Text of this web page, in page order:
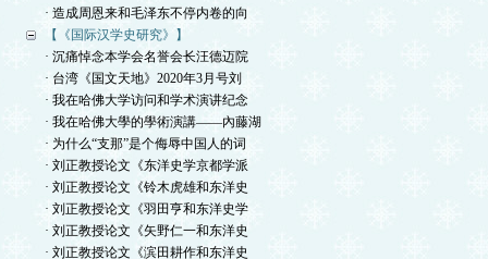
· 造成周恩来和毛泽东不停内卷的向
【《国际汉学史研究》】
· 沉痛悼念本学会名誉会长汪德迈院
· 台湾《国文天地》2020年3月号刘
· 我在哈佛大学访问和学术演讲纪念
· 我在哈佛大學的學術演講——內藤湖
· 为什么“支那”是个侮辱中国人的词
· 刘正教授论文《东洋史学京都学派
· 刘正教授论文《铃木虎雄和东洋史
· 刘正教授论文《羽田亨和东洋史学
· 刘正教授论文《矢野仁一和东洋史
· 刘正教授论文《滨田耕作和东洋史